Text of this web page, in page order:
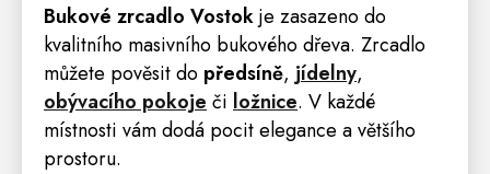
Bukové zrcadlo Vostokje zasazeno do
kvalitního masivního bukového dřeva. Zrcadlo
můžete pověsit do předsíně, jídelny,
obývacího pokoje či ložnice. V každé
místnosti vám dodá pocit elegance a většího
prostoru.